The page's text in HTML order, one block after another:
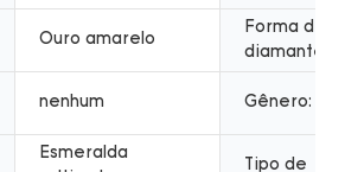
Ouro amarelo
Forma de
diamante:
nenhum Gênero:
Esmeralda
Tipo de